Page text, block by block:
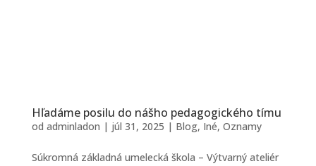
Hľadáme posilu do nášho pedagogického tímu
od adminladon | júl 31, 2025 | Blog, Iné, Oznamy
Súkromná základná umelecká škola – Výtvarný ateliér